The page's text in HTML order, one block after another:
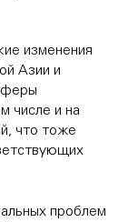
изменения
Азии и
числе и на
что тоже
проблем